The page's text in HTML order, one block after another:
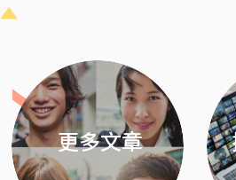
更多文章